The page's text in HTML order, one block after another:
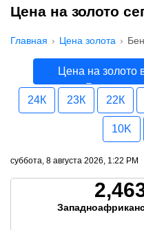
Цена на золото
Главная Цена золота
Цена на золото
Бенин
24К 23К 22К
10K
суббота, 8 августа 2026, 1:22 PM